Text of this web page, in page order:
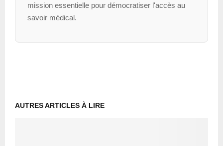
mission essentielle pour démocratiser l'accès au
savoir médical.
AUTRES ARTICLES À LIRE